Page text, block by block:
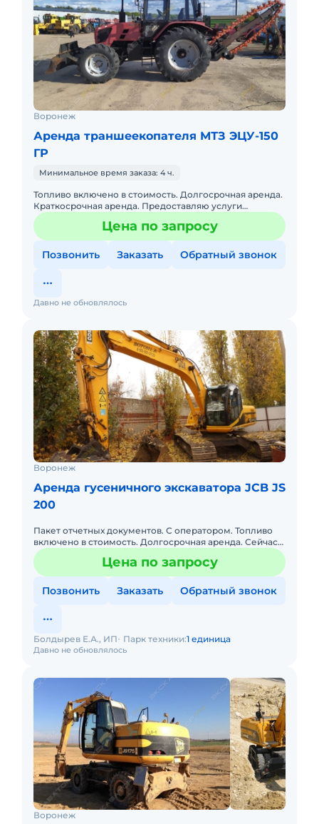
Воронеж
Аренда траншеекопателя МТЗ ЭЦУ-150
ГР
Минимальное время заказа: 4 ч.
Топливо включено в стоимость. Долгосрочная аренда.
Краткосрочная аренда. Предоставляю услуги
траншеекопателя (грунтореза) -бары на базе
МТЗ-92П- быстро, качестЦена по запросу
Позвонить Заказать Обратный звонок
Давно не обновлялось
Воронеж
Аренда гусеничного экскаватора JCB JS
200
Пакет отчетных документов. С оператором. Топливо
включено в стоимость. Долгосрочная аренда. Сейчас
свободна.
Цена по запросу
Позвонить Заказать Обратный звонок
Давно не обновлялось
Болдырев Е.А., ИП Парк техники:1 единица
Воронеж